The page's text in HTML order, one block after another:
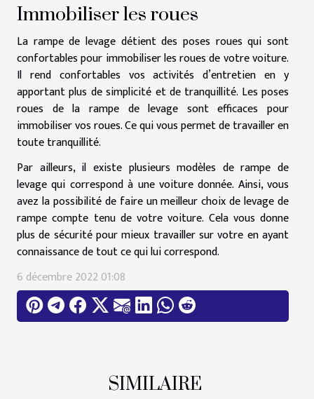
Immobiliser les roues
La rampe de levage détient des poses roues qui sont
confortables pour immobiliser les roues de votre voiture.
Il rend confortables vos activités d’entretien en y
apportant plus de simplicité et de tranquillité. Les poses
roues de la rampe de levage sont efficaces pour
immobiliser vos roues. Ce qui vous permet de travailler en
toute tranquillité.
Par ailleurs, il existe plusieurs modèles de rampe de
levage qui correspond à une voiture donnée. Ainsi, vous
avez la possibilité de faire un meilleur choix de levage de
rampe compte tenu de votre voiture. Cela vous donne
plus de sécurité pour mieux travailler sur votre en ayant
connaissance de tout ce qui lui correspond.
6 décembre 2022 01:08
SIMILAIRE